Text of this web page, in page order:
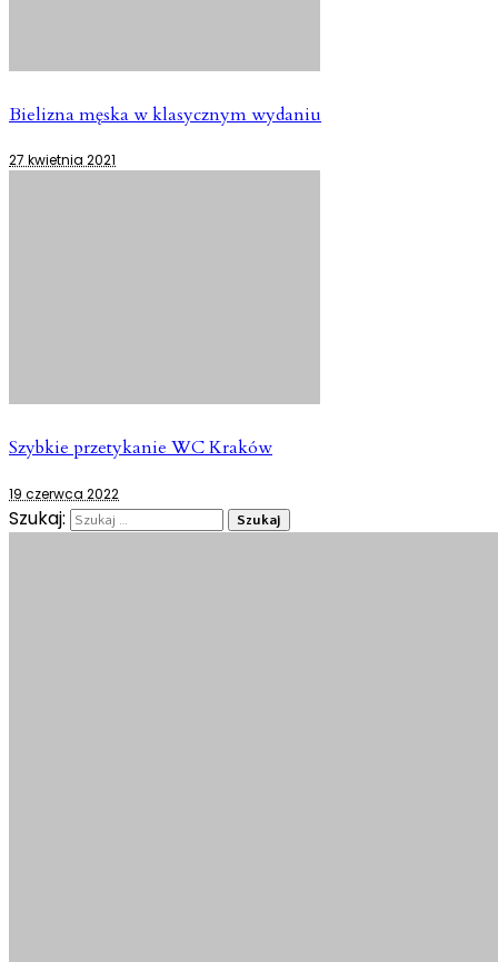
Bielizna męska w klasycznym wydaniu
27 kwietnia 2021
Szybkie przetykanie WC Kraków
19 czerwca 2022
Szukaj: